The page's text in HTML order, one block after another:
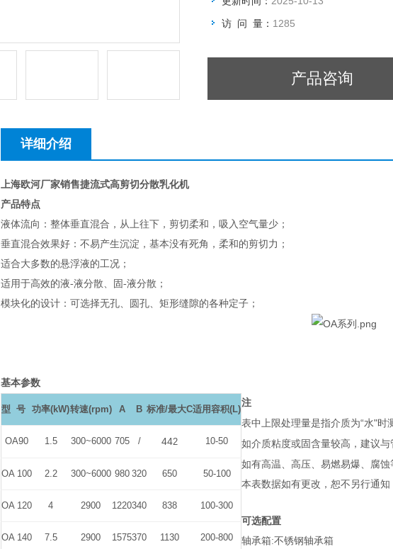
访 问 量： 1285
产品咨询
详细介绍
上海欧河厂家销售捷流式高剪切分散乳化机
产品特点
液体流向：整体垂直混合，从上往下，剪切柔和，吸入空气量少；
垂直混合效果好：不易产生沉淀，基本没有死角，柔和的剪切力；
适合大多数的悬浮液的工况；
适用于高效的液-液分散、固-液分散；
模块化的设计：可选择无孔、圆孔、矩形缝隙的各种定子；
基本参数
型 号 功率(kW)转速(rpm) A B 标准/最大C适用容积(L)
OA90 1.5 300~6000 705 / 442 10-50
OA 100 2.2 300~6000 980 320 650 50-100
OA 120 4 2900 1220340 838 100-300
OA 140 7.5 2900 1575370 1130 200-800
注
表中上限处理量是指介质为“水"时
如介质粘度或固含量较高，建议
如有高温、高压、易燃易爆、腐
本表数据如有更改，恕不另行通
可选配置
轴承箱:不锈钢轴承箱